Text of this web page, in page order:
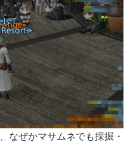
なぜかマサムネでも採掘・